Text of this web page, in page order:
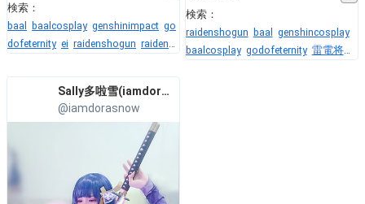
検索：
baal
baalcosplay genshinimpact go
dofeternity ei raidenshogun raidenm
検索：
raidenshogun baal
genshincosplay
baalcosplay godofeternity 雷電将
Sally多啦雪(iamdorasnow)
@iamdorasnow